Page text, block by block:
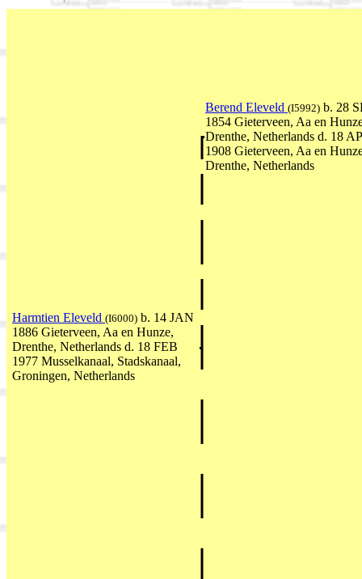
Berend Eleveld (I5992) b. 28
1854 Gieterveen, Aa en
Drenthe, Netherlands d. 18
1908 Gieterveen, Aa en
Drenthe, Netherlands
Harmtien Eleveld (I6000) b. 14 JAN
1886 Gieterveen, Aa en Hunze,
Drenthe, Netherlands d. 18 FEB
1977 Musselkanaal, Stadskanaal,
Groningen, Netherlands